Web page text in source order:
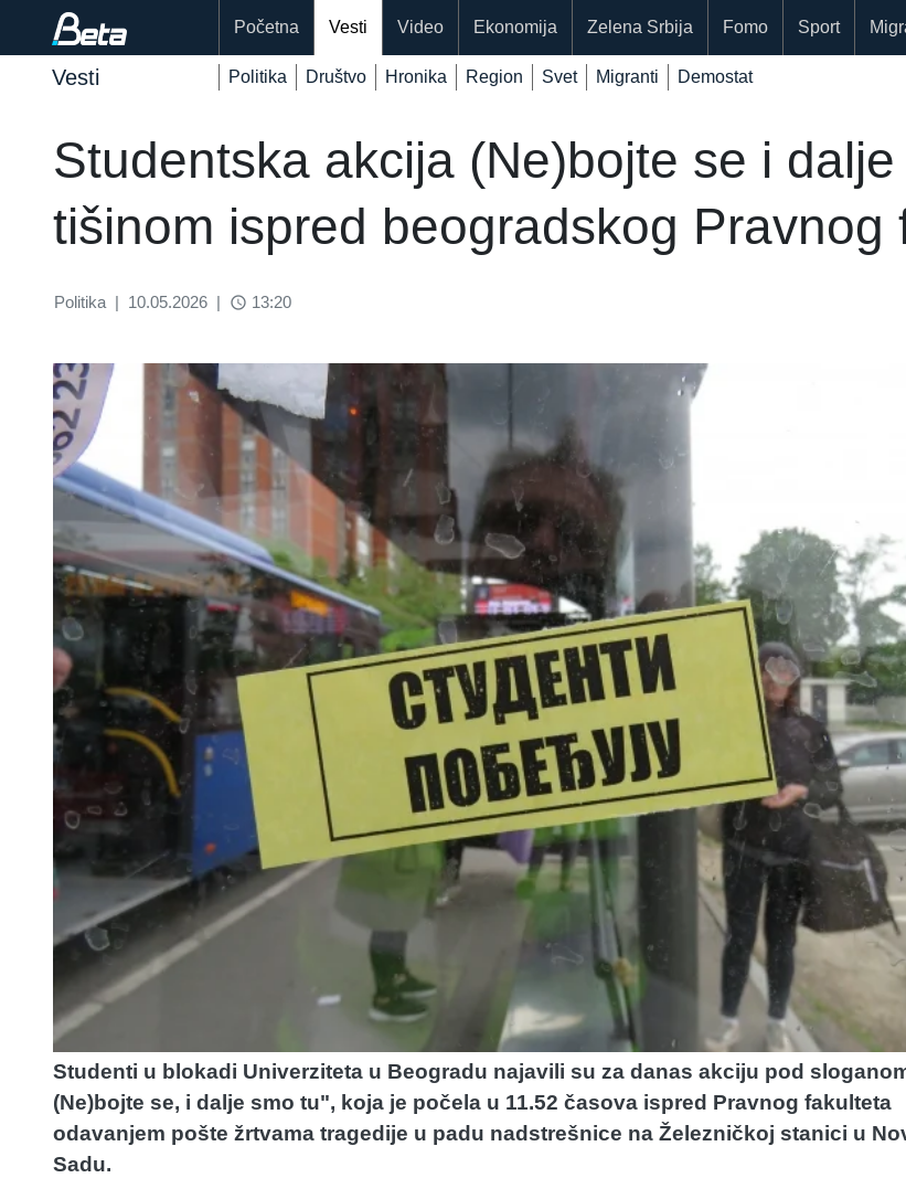
Početna Vesti Video Ekonomija Zelena Srbija Fomo Sport
Vesti Politika Društvo Hronika Region Svet Migranti Demostat
Studentska akcija (Ne)bojte se i
tišinom ispred beogradskog Pravnog
Politika | 10.05.2026 | access_time 13:20
Studenti u blokadi Univerziteta u Beogradu najavili su za danas akciju pod
(Ne)bojte se, i dalje smo tu", koja je počela u 11.52 časova ispred Pravnog fakulteta
odavanjem pošte žrtvama tragedije u padu nadstrešnice na Železničkoj stanici u
Sadu.